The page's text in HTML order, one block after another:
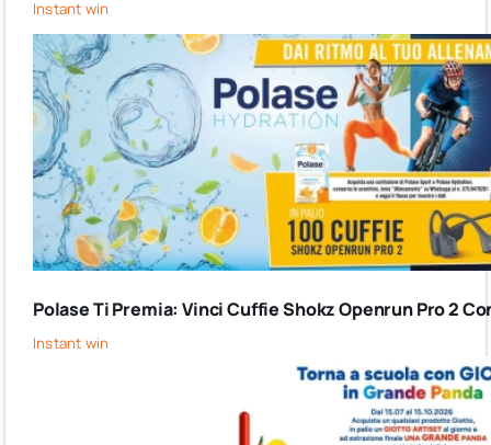
Instant win
Polase Ti Premia: Vinci Cuffie Shokz Openrun Pro 2
Instant win